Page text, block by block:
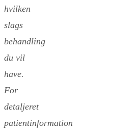
hvilken
slags
behandling
du vil
have.
For
detaljeret
patientinformation